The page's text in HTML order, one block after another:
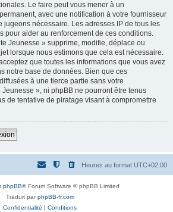
Le faire peut vous mener à un
avec une notification à votre fournisseur
jugeons nécessaire. Les adresses IP de tous les
pour aider au renforcement de ces conditions.
Jeunesse » supprime, modifie, déplace ou
lorsque nous estimons que cela est nécessaire.
que toutes les informations que vous avez
notre base de données. Bien que ces
à une tierce partie sans votre
», ni phpBB ne pourront être tenus
de tentative de piratage visant à compromettre
Heures au format UTC+02:00
phpBB® Forum Software © phpBB Limited
Traduit parphpBB-fr.com
Confidentialité | Conditions